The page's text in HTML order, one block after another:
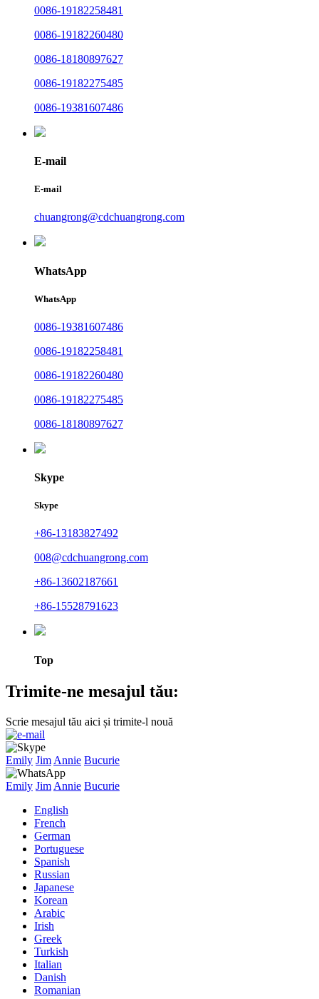
0086-19182258481
0086-19182260480
0086-18180897627
0086-19182275485
0086-19381607486
E-mail
E-mail
chuangrong@cdchuangrong.com
WhatsApp
WhatsApp
0086-19381607486
0086-19182258481
0086-19182260480
0086-19182275485
0086-18180897627
Skype
Skype
+86-13183827492
008@cdchuangrong.com
+86-13602187661
+86-15528791623
Top
Trimite-ne mesajul tău:
Scrie mesajul tău aici și trimite-l nouă
Emily Jim Annie Bucurie
Emily Jim Annie Bucurie
English
French
German
Portuguese
Spanish
Russian
Japanese
Korean
Arabic
Irish
Greek
Turkish
Italian
Danish
Romanian